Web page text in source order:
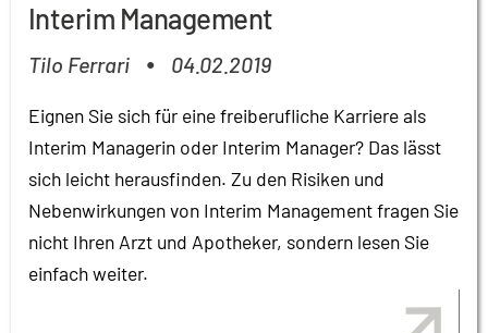
Interim Management
Tilo Ferrari ● 04.02.2019
Eignen Sie sich für eine freiberufliche Karriere als
Interim Managerin oder Interim Manager? Das lässt
sich leicht herausfinden. Zu den Risiken und
Nebenwirkungen von Interim Management fragen Sie
nicht Ihren Arzt und Apotheker, sondern lesen Sie
einfach weiter.